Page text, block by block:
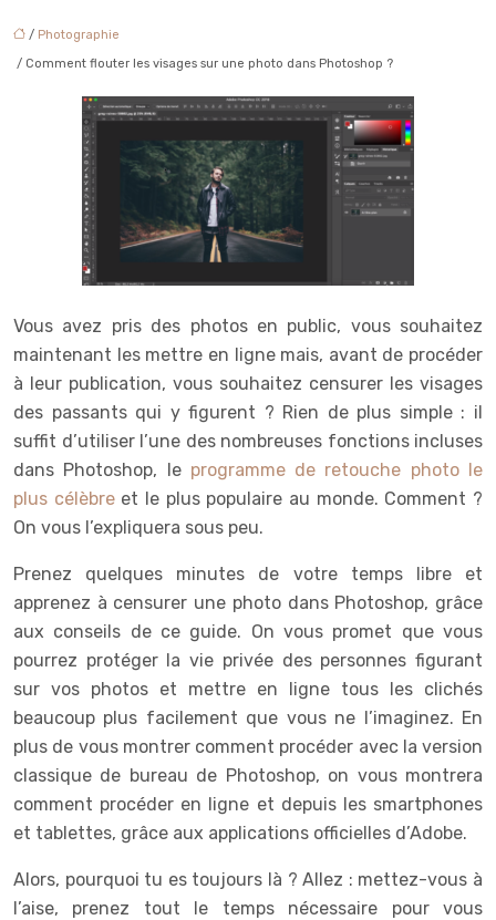
/ Photographie
/ Comment flouter les visages sur une photo dans Photoshop ?
Vous avez pris des photos en public, vous souhaitez
maintenant les mettre en ligne mais, avant de procéder
à leur publication, vous souhaitez censurer les visages
des passants qui y figurent ? Rien de plus simple : il
suffit d’utiliser l’une des nombreuses fonctions incluses
dans Photoshop, le programme de retouche photo le
plus célèbreet le plus populaire au monde. Comment ?
On vous l’expliquera sous peu.
Prenez quelques minutes de votre temps libre et
apprenez à censurer une photo dans Photoshop, grâce
aux conseils de ce guide. On vous promet que vous
pourrez protéger la vie privée des personnes figurant
sur vos photos et mettre en ligne tous les clichés
beaucoup plus facilement que vous ne l’imaginez. En
plus de vous montrer comment procéder avec la version
classique de bureau de Photoshop, on vous montrera
comment procéder en ligne et depuis les smartphones
et tablettes, grâce aux applications officielles d’Adobe.
Alors, pourquoi tu es toujours là ? Allez : mettez-vous à
l’aise, prenez tout le temps nécessaire pour vous